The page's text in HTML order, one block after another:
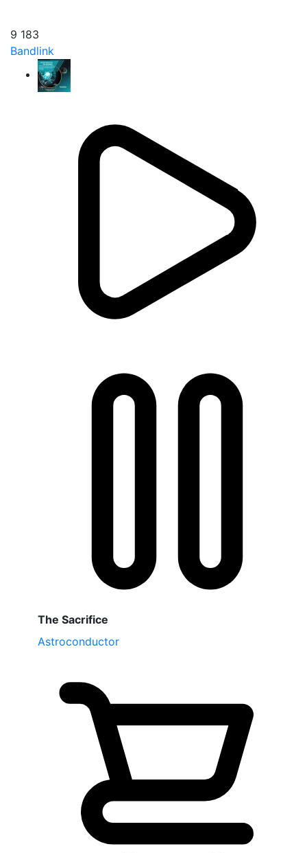
9 183
Bandlink
The Sacrifice
Astroconductor